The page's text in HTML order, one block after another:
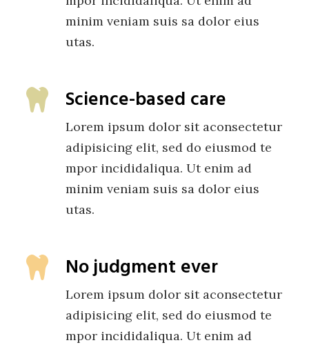
minim veniam suis sa dolor eius
utas.
Science-based care
Lorem ipsum dolor sit aconsectetur
adipisicing elit, sed do eiusmod te
mpor incididaliqua. Ut enim ad
minim veniam suis sa dolor eius
utas.
No judgment ever
Lorem ipsum dolor sit aconsectetur
adipisicing elit, sed do eiusmod te
mpor incididaliqua. Ut enim ad